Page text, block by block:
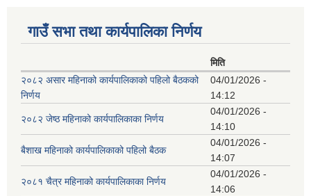
गाउँ सभा तथा कार्यपालिका निर्णय
मिति
२०८२ असार महिनाको कार्यपालिकाको पहिलो बैठकको
निर्णय
04/01/2026 -
14:12
२०८२ जेष्ठ महिनाको कार्यपालिकाका निर्णय
04/01/2026 -
14:10
बैशाख महिनाको कार्यपालिकाको पहिलो बैठक
04/01/2026 -
14:07
२०८१ चैत्र महिनाको कार्यपालिकाका निर्णय
04/01/2026 -
14:06